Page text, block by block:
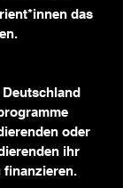
das
oder
ihr
finanzieren.